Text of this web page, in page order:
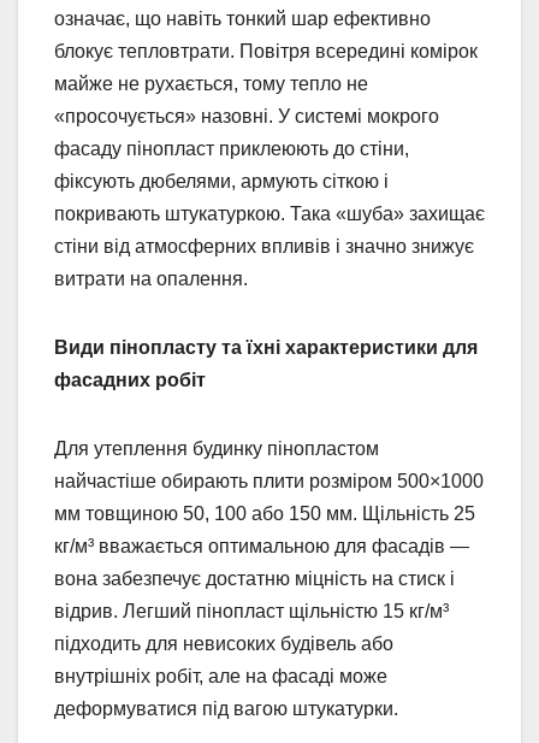
означає, що навіть тонкий шар ефективно
блокує тепловтрати. Повітря всередині комірок
майже не рухається, тому тепло не
«просочується» назовні. У системі мокрого
фасаду пінопласт приклеюють до стіни,
фіксують дюбелями, армують сіткою і
покривають штукатуркою. Така «шуба» захищає
стіни від атмосферних впливів і значно знижує
витрати на опалення.
Види пінопласту та їхні характеристики для
фасадних робіт
Для утеплення будинку пінопластом
найчастіше обирають плити розміром 500×1000
мм товщиною 50, 100 або 150 мм. Щільність 25
кг/м³ вважається оптимальною для фасадів —
вона забезпечує достатню міцність на стиск і
відрив. Легший пінопласт щільністю 15 кг/м³
підходить для невисоких будівель або
внутрішніх робіт, але на фасаді може
деформуватися під вагою штукатурки.